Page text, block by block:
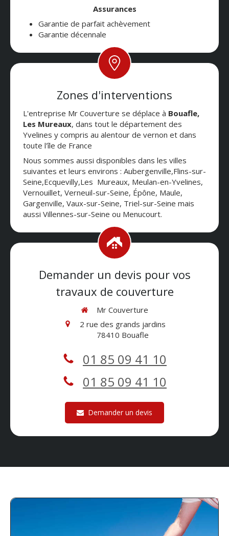
Assurances
Garantie de parfait achèvement
Garantie décennale
Zones d'interventions
L'entreprise Mr Couverture se déplace à Bouafle,
Les Mureaux, dans tout le département des
Yvelines y compris au alentour de vernon et dans
toute l'île de France
Nous sommes aussi disponibles dans les villes
suivantes et leurs environs : Aubergenville,Flins-sur-
Seine,Ecquevilly,Les Mureaux, Meulan-en-Yvelines,
Vernouillet, Verneuil-sur-Seine, Épône, Maule,
Gargenville, Vaux-sur-Seine, Triel-sur-Seine mais
aussi Villennes-sur-Seine ou Menucourt.
Demander un devis pour vos
travaux de couverture
Mr Couverture
2 rue des grands jardins
78410 Bouafle
01 85 09 41 10
01 85 09 41 10
Demander un devis